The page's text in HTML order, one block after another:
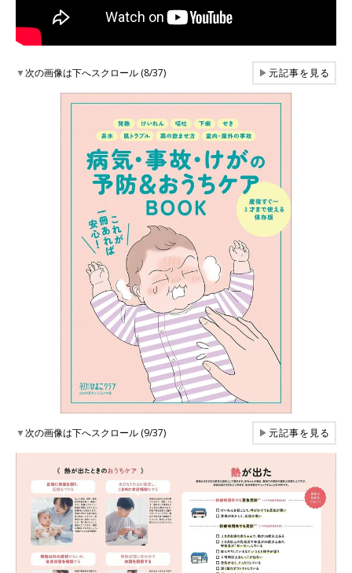
▼次の画像は下へスクロール (8/37) ▶元記事を見る
▼次の画像は下へスクロール (9/37) ▶元記事を見る